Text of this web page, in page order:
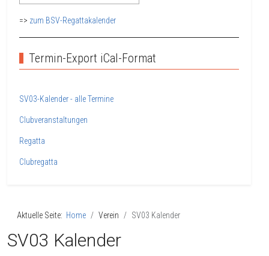
=> zum BSV-Regattakalender
Termin-Export iCal-Format
SV03-Kalender - alle Termine
Clubveranstaltungen
Regatta
Clubregatta
Aktuelle Seite: Home Verein SV03 Kalender
SV03 Kalender